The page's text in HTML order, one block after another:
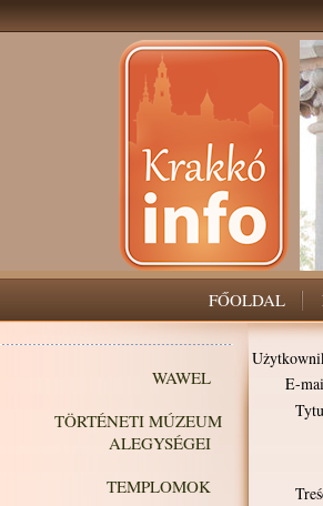
FŐOLDAL
WAWEL
TÖRTÉNETI MÚZEUM
ALEGYSÉGEI
TEMPLOMOK
E-